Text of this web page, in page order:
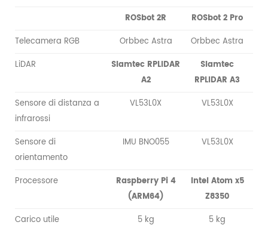
ROSbot 2R
ROSbot 2 Pro
Telecamera RGB
Orbbec Astra
Orbbec Astra
LiDAR
Slamtec RPLIDAR
A2
Slamtec
RPLIDAR A3
Sensore di distanza a
infrarossi
VL53L0X VL53L0X
Sensore di
orientamento
IMU BNO055 VL53L0X
Processore
Raspberry Pi 4
(ARM64)
Intel Atom x5
Z8350
Carico utile
5 kg
5 kg